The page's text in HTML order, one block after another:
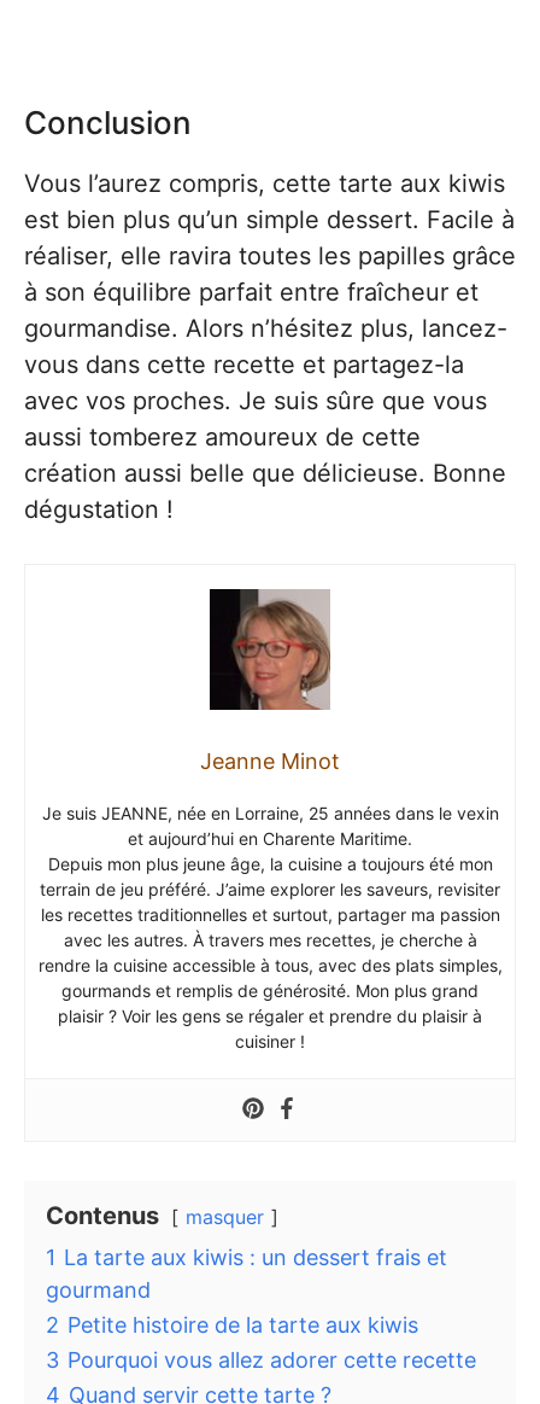
Conclusion
Vous l’aurez compris, cette tarte aux kiwis
est bien plus qu’un simple dessert. Facile à
réaliser, elle ravira toutes les papilles grâce
à son équilibre parfait entre fraîcheur et
gourmandise. Alors n’hésitez plus, lancez-
vous dans cette recette et partagez-la
avec vos proches. Je suis sûre que vous
aussi tomberez amoureux de cette
création aussi belle que délicieuse. Bonne
dégustation !
Jeanne Minot
Je suis JEANNE, née en Lorraine, 25 années dans le vexin
et aujourd’hui en Charente Maritime.
Depuis mon plus jeune âge, la cuisine a toujours été mon
terrain de jeu préféré. J’aime explorer les saveurs, revisiter
les recettes traditionnelles et surtout, partager ma passion
avec les autres. À travers mes recettes, je cherche à
rendre la cuisine accessible à tous, avec des plats simples,
gourmands et remplis de générosité. Mon plus grand
plaisir ? Voir les gens se régaler et prendre du plaisir à
cuisiner !
Contenus masquer
1 La tarte aux kiwis : un dessert frais et
gourmand
2 Petite histoire de la tarte aux kiwis
3 Pourquoi vous allez adorer cette recette
4 Quand servir cette tarte ?